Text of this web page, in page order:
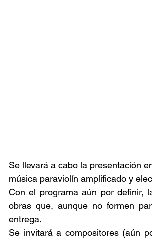
Se llevará a cabo la presentación
música paraviolín amplificado y
Con el programa aún por definir,
obras que, aunque no formen
entrega.
Se invitará a compositores (aún